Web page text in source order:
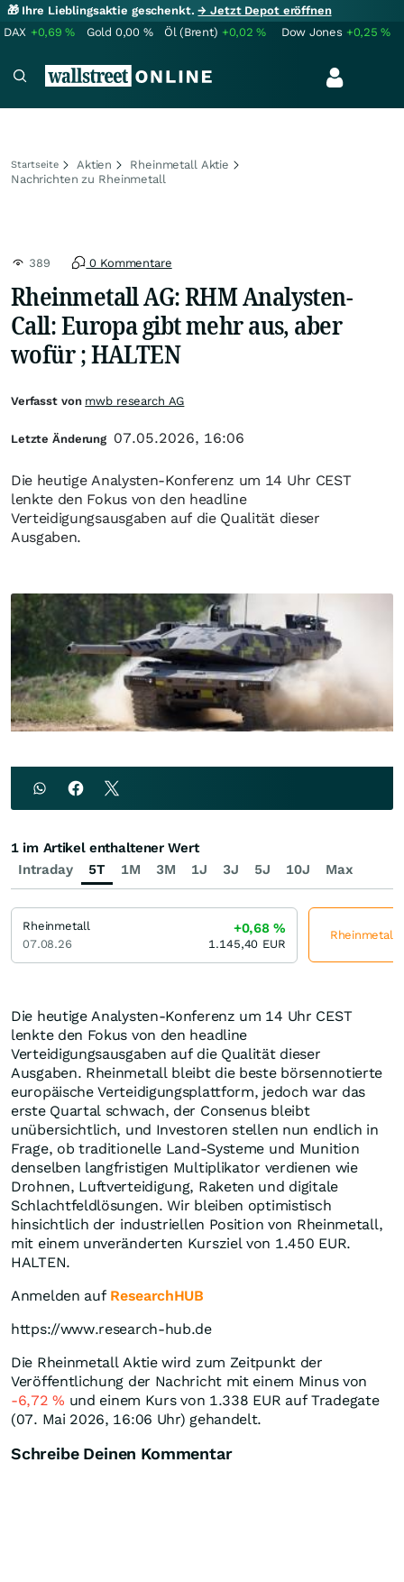
🎁 Ihre Lieblingsaktie geschenkt.→ Jetzt Depot eröffnen
DAX +0,69% Gold 0,00 % Öl (Brent) +0,02% Dow Jones +0,25%
Startseite Aktien
Rheinmetall Aktie
Nachrichten zu Rheinmetall
389 0 Kommentare
Rheinmetall AG: RHM Analysten-
Call: Europa gibt mehr aus, aber
wofür ; HALTEN
Die heutige Analysten-Konferenz um 14 Uhr CEST
lenkte den Fokus von den headline
Verteidigungsausgaben auf die Qualität dieser
Ausgaben.
Die heutige Analysten-Konferenz um 14 Uhr CEST
lenkte den Fokus von den headline
Verteidigungsausgaben auf die Qualität dieser
Ausgaben. Rheinmetall bleibt die beste börsennotierte
europäische Verteidigungsplattform, jedoch war das
erste Quartal schwach, der Consenus bleibt
unübersichtlich, und Investoren stellen nun endlich in
Frage, ob traditionelle Land-Systeme und Munition
denselben langfristigen Multiplikator verdienen wie
Drohnen, Luftverteidigung, Raketen und digitale
Schlachtfeldlösungen. Wir bleiben optimistisch
hinsichtlich der industriellen Position von Rheinmetall,
mit einem unveränderten Kursziel von 1.450 EUR.
HALTEN.
Anmelden auf ResearchHUB
https://www.research-hub.de
Die Rheinmetall Aktie wird zum Zeitpunkt der
Veröffentlichung der Nachricht mit einem Minus von
-6,72% und einem Kurs von 1.338 EUR auf Tradegate
(07. Mai 2026, 16:06 Uhr) gehandelt.
Schreibe Deinen Kommentar
Verfasst von mwb research AG
Letzte Änderung 07.05.2026, 16:06
Intraday 5T 1M 3M 1J 3J 5J 10J Max
1 im Artikel enthaltener Wert
Rheinmetall
07.08.26
+0,68%
1.145,40 EUR
Rheinmetall